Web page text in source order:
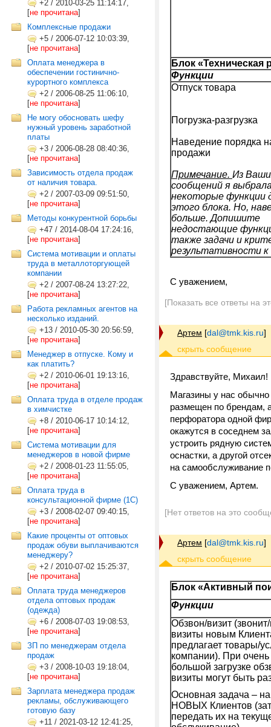
+2 / 2010-03-25 11:14:17,
[не прочитана]
Комплексные продажи
+5 / 2006-07-12 10:03:39,
[не прочитана]
Оплата менеджера в
обеспечении гостинично-
курортного комплекса
+2 / 2006-08-25 11:06:10,
[не прочитана]
Не могу обосновать шефу
нужный уровень заработной
платы
+3 / 2006-08-28 08:40:36,
[не прочитана]
Зависимость отдела продаж
от наличия товара.
+2 / 2007-03-09 09:51:50,
[не прочитана]
Методы конкурентной борьбы
+47 / 2014-08-04 17:24:16,
[не прочитана]
Cистема мотивации и оплаты
труда в металлоторгующей
компании
+2 / 2007-08-24 13:27:22,
[не прочитана]
Работа рекламных агентов на
несколько изданий.
+13 / 2010-05-30 20:56:59,
[не прочитана]
Менеджер в отпуске. Кому и
как платить?
+2 / 2010-06-01 19:13:16,
[не прочитана]
Оплата труда в отделе продаж
в химчистке
+8 / 2010-06-17 10:14:12,
[не прочитана]
Система мотивации для
менеджеров в новой фирме
+2 / 2008-01-23 11:55:05,
[не прочитана]
Оплата труда в
консультационной фирме (1C)
+3 / 2008-02-07 09:40:15,
[не прочитана]
Какие проценты от оптовых
продаж обуви выплачиваются
менеджеру?
+2 / 2010-07-02 15:25:37,
[не прочитана]
Оплата труда менеджеров
отдела оптовых продаж
(одежда)
+6 / 2008-07-03 19:08:53,
[не прочитана]
ЗП по менеджерам отдела
продаж
+3 / 2008-10-03 19:18:04,
[не прочитана]
Зарплата менеджера продаж
рекламы, обслуживающего
готовую базу
+11 / 2021-03-12 12:41:25,
Блок
Функции
Отпуск товара
Погрузка-разгрузка
Наведение порядка
продажи
Примечание. Из
сообщений я
некоторые функции
этого блока. Но,
больше. Допишите
недостающие
также задачи и
результативности к
С уважением,
[Показать все ответы на
Артем [dal@tmk.kis.ru]
Здравствуйте, Михаил!
Магазины у нас
размещен по брендам,
перфоратора одной
окажутся в соседнем
устроить рядную
оснастки, а другой
на самообслуживание
С уважением, Артем.
[Нет ответов на это
Артем [dal@tmk.kis.ru]
Блок «Активный
Функции
Обзвон/визит
визиты новым
предлагает товары/
компании). При очень
большой загрузке
визиты могут быть
Основная задача –
НОВЫХ Клиентов
передать их на